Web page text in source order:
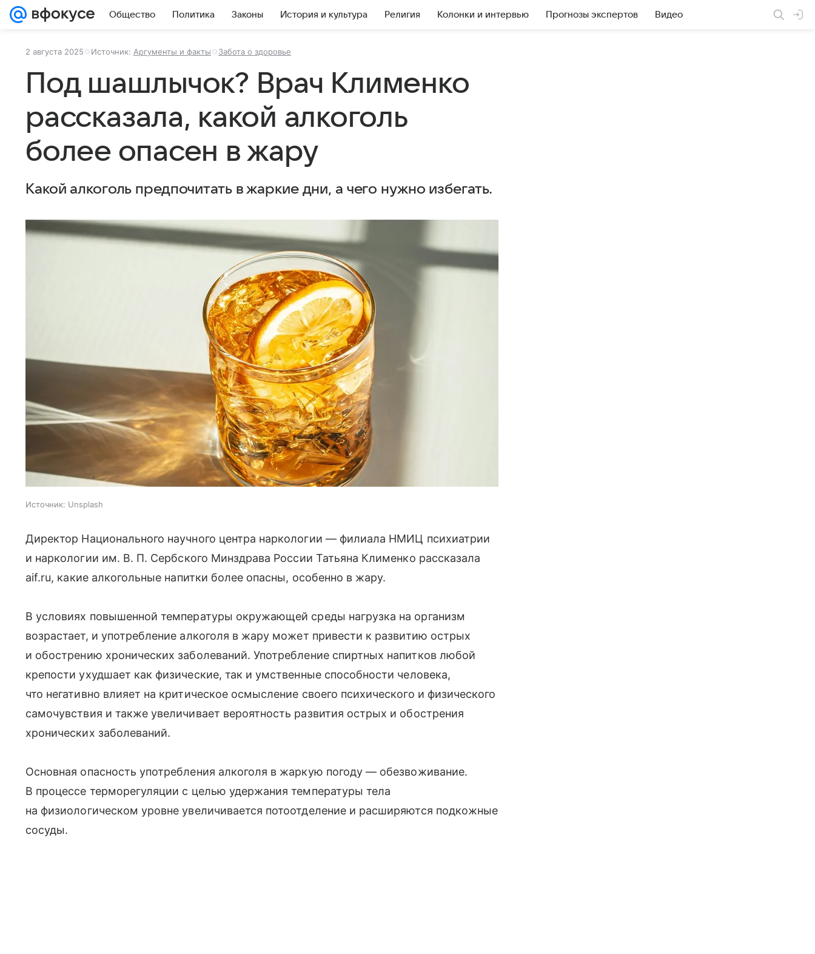
Общество Политика Законы История и культура Религия Колонки и интервью Прогнозы экспертов Видео
2 августа 2025 Источник: Аргументы и факты Забота о здоровье
Под шашлычок? Врач Клименко
рассказала, какой алкоголь
более опасен в жару
Какой алкоголь предпочитать в жаркие дни, а чего нужно избегать.
Источник: Unsplash
Директор Национального научного центра наркологии — филиала НМИЦ психиатрии
и наркологии им. В. П. Сербского Минздрава России Татьяна Клименко рассказала
aif.ru, какие алкогольные напитки более опасны, особенно в жару.
В условиях повышенной температуры окружающей среды нагрузка на организм
возрастает, и употребление алкоголя в жару может привести к развитию острых
и обострению хронических заболеваний. Употребление спиртных напитков любой
крепости ухудшает как физические, так и умственные способности человека,
что негативно влияет на критическое осмысление своего психического и физического
самочувствия и также увеличивает вероятность развития острых и обострения
хронических заболеваний.
Основная опасность употребления алкоголя в жаркую погоду — обезвоживание.
В процессе терморегуляции с целью удержания температуры тела
на физиологическом уровне увеличивается потоотделение и расширяются подкожные
сосуды.